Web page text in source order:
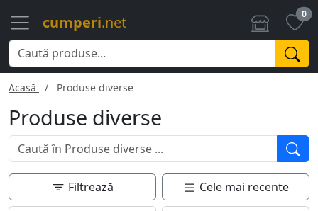
cumperi.net 0
Acasă Produse diverse
Produse diverse
Filtrează Cele mai recente